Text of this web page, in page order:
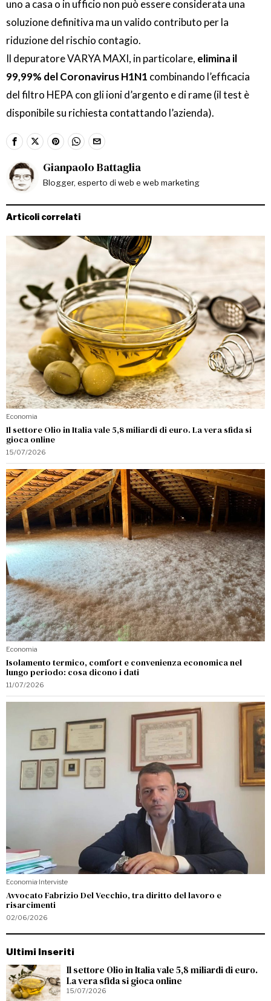
uno a casa o in ufficio non può essere considerata una
soluzione definitiva ma un valido contributo per la
riduzione del rischio contagio.
Il depuratore VARYA MAXI, in particolare, elimina il
99,99% del Coronavirus H1N1 combinando l’efficacia
del filtro HEPA con gli ioni d’argento e di rame (il test è
disponibile su richiesta contattando l’azienda).
Gianpaolo Battaglia
Blogger, esperto di web e web marketing
Articoli correlati
Economia
Il settore Olio in Italia vale 5,8 miliardi di euro. La vera sfida si
gioca online
15/07/2026
Economia
Isolamento termico, comfort e convenienza economica nel
lungo periodo: cosa dicono i dati
11/07/2026
Economia·Interviste
Avvocato Fabrizio Del Vecchio, tra diritto del lavoro e
risarcimenti
02/06/2026
Ultimi Inseriti
Il settore Olio in Italia vale 5,8 miliardi di euro.
La vera sfida si gioca online
15/07/2026